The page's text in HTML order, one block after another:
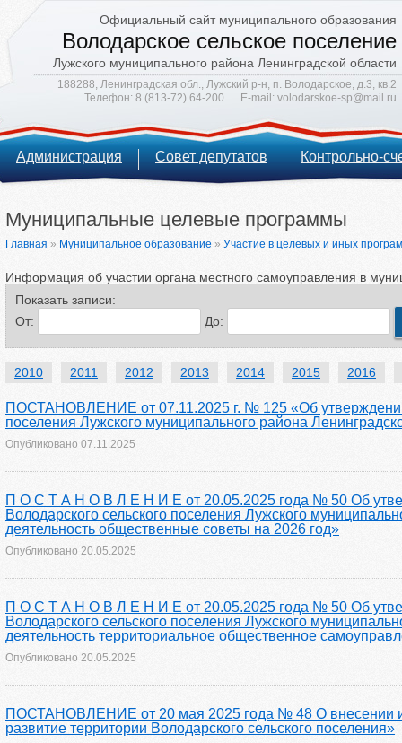
Официальный сайт муниципального образования
Володарское сельское поселение
Лужского муниципального района Ленинградской области
188288, Ленинградская обл., Лужский р-н, п. Володарское, д.3, кв.2
Телефон: 8 (813-72) 64-200 E-mail: volodarskoe-sp@mail.ru
Администрация Совет депутатов Контрольно-
Муниципальные целевые программы
Главная » Муниципальное образование » Участие в целевых и иных
Информация об участии органа местного самоуправления в
Показать записи:
От:
До:
2010 2011 2012 2013 2014 2015 2016
ПОСТАНОВЛЕНИЕ от 07.11.2025 г. № 125 «Об
поселения Лужского муниципального района
Опубликовано 07.11.2025
П О С Т А Н О В Л Е Н И Е от 20.05.2025 года № 50 Об
Володарского сельского поселения Лужского
деятельность общественные советы на 2026 год»
Опубликовано 20.05.2025
П О С Т А Н О В Л Е Н И Е от 20.05.2025 года № 50 Об
Володарского сельского поселения Лужского
деятельность территориальное общественное
Опубликовано 20.05.2025
ПОСТАНОВЛЕНИЕ от 20 мая 2025 года № 48 О внесении
развитие территории Володарского сельского поселения»